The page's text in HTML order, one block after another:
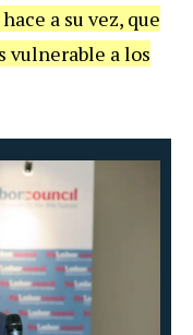
a su vez, que
vulnerable a los